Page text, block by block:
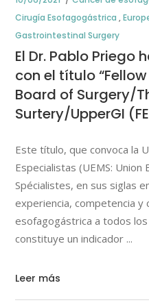
Cirugía Esofagogástrica ,
Gastrointestinal Surgery
El Dr. Pablo
con el título
Board of Surgery/
Surtery/UpperGI
Este título, que convoca la
Especialistas (UEMS:
Spécialistes, en sus siglas
experiencia, competencia y
esofagogástrica a todos
constituye un indicador
Leer más